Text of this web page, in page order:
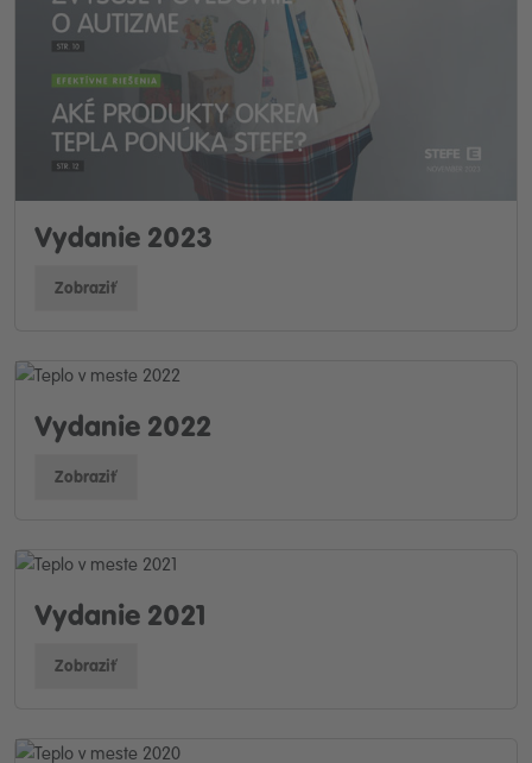
Vydanie 2023
Zobraziť
Vydanie 2022
Zobraziť
Vydanie 2021
Zobraziť